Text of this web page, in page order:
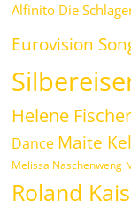
Alfinito Die
Eurovision
Helene Fischer
Dance Maite
Melissa Naschenweng
Roland